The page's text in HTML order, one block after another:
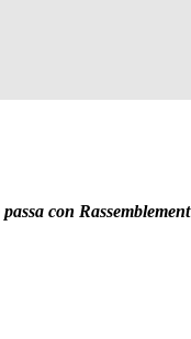
con Rassemblement